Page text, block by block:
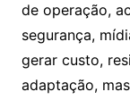
de operação,
segurança,
gerar custo,
adaptação,